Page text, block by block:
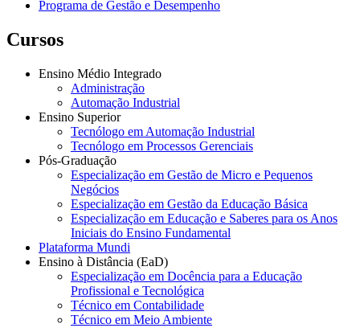
Programa de Gestão e Desempenho
Cursos
Ensino Médio Integrado
Administração
Automação Industrial
Ensino Superior
Tecnólogo em Automação Industrial
Tecnólogo em Processos Gerenciais
Pós-Graduação
Especialização em Gestão de Micro e Pequenos
Negócios
Especialização em Gestão da Educação Básica
Especialização em Educação e Saberes para os Anos
Iniciais do Ensino Fundamental
Plataforma Mundi
Ensino à Distância (EaD)
Especialização em Docência para a Educação
Profissional e Tecnológica
Técnico em Contabilidade
Técnico em Meio Ambiente